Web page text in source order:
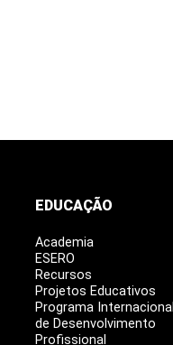
EDUCAÇÃO
Academia
ESERO
Recursos
Projetos Educativos
Programa Internacional
de Desenvolvimento
Profissional